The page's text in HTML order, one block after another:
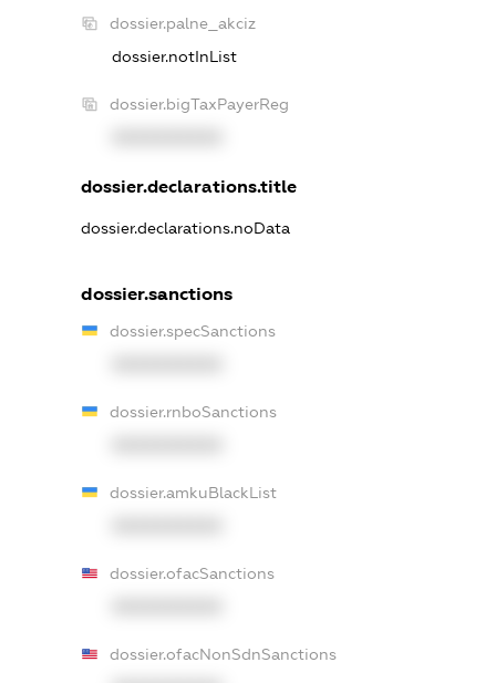
dossier.palne_akciz
dossier.notInList
dossier.bigTaxPayerReg
dossier.declarations.title
dossier.declarations.noData
dossier.sanctions
dossier.specSanctions
dossier.rnboSanctions
dossier.amkuBlackList
dossier.ofacSanctions
dossier.ofacNonSdnSanctions